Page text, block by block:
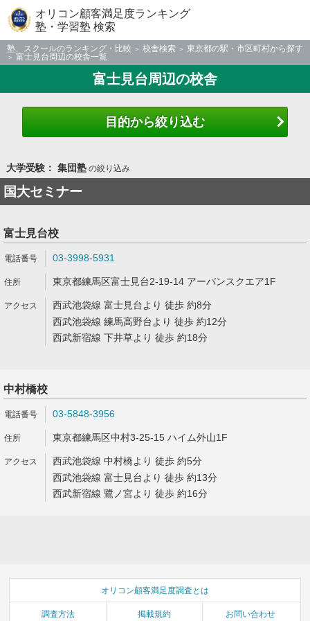
オリコン顧客満足度ランキング
塾・学習塾 検索
塾、スクールのランキング・比較 校舎検索
東京都の駅・市区町村から探す
富士見台周辺の校舎一覧
富士見台周辺の校舎
目的から絞り込む
大学受験： 集団塾の絞り込み
国大セミナー
富士見台校
03-3998-5931
東京都練馬区富士見台2-19-14 アーバンスクエア1F
西武池袋線 富士見台より 徒歩 約8分
西武池袋線 練馬高野台より 徒歩 約12分
西武新宿線 下井草より 徒歩 約18分
中村橋校
03-5848-3956
東京都練馬区中村3-25-15 ハイム外山1F
西武池袋線 中村橋より 徒歩 約5分
西武池袋線 富士見台より 徒歩 約13分
西武新宿線 鷺ノ宮より 徒歩 約16分
オリコン顧客満足度調査とは
調査方法 掲載規約 お問い合わせ